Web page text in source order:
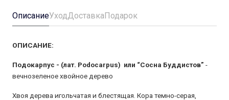
ОписаниеУходДоставкаПодарок
ОПИСАНИЕ:
Подокарпус - (лат. Podocarpus) или “Сосна Буддистов” -
вечнозеленое хвойное дерево
Хвоя дерева игольчатая и блестящая. Кора темно-серая,